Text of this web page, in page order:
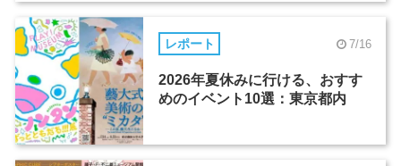
レポート 7/16
2026年夏休みに行ける、おすす
めのイベント10選：東京都内